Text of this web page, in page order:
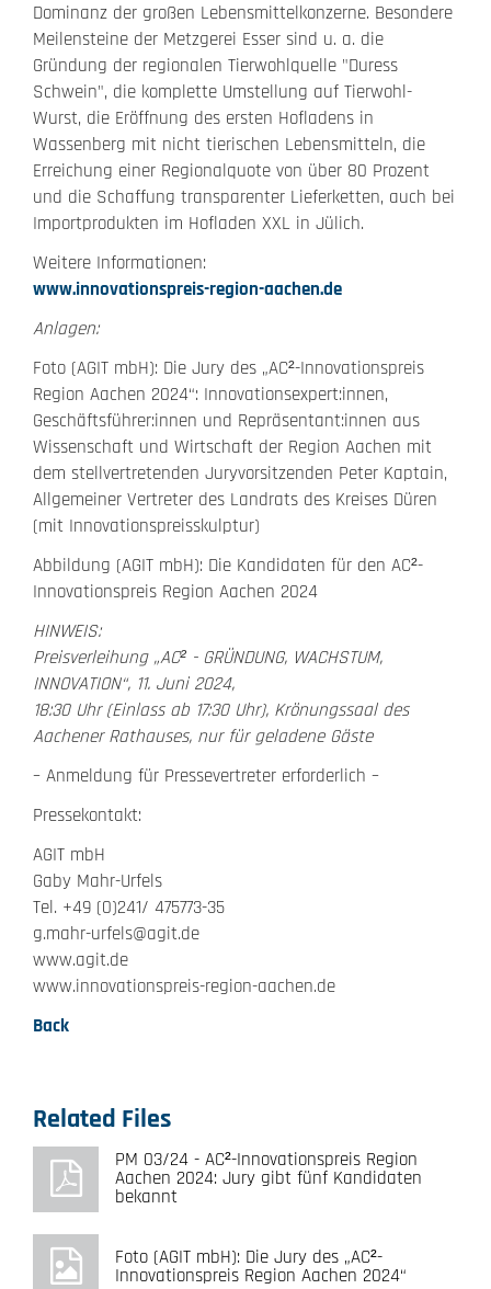
Dominanz der großen Lebensmittelkonzerne. Besondere
Meilensteine der Metzgerei Esser sind u. a. die
Gründung der regionalen Tierwohlquelle "Duress
Schwein", die komplette Umstellung auf Tierwohl-
Wurst, die Eröffnung des ersten Hofladens in
Wassenberg mit nicht tierischen Lebensmitteln, die
Erreichung einer Regionalquote von über 80 Prozent
und die Schaffung transparenter Lieferketten, auch bei
Importprodukten im Hofladen XXL in Jülich.
Weitere Informationen:
www.innovationspreis-region-aachen.de
Anlagen:
Foto (AGIT mbH): Die Jury des „AC²-Innovationspreis
Region Aachen 2024“: Innovationsexpert:innen,
Geschäftsführer:innen und Repräsentant:innen aus
Wissenschaft und Wirtschaft der Region Aachen mit
dem stellvertretenden Juryvorsitzenden Peter Kaptain,
Allgemeiner Vertreter des Landrats des Kreises Düren
(mit Innovationspreisskulptur)
Abbildung (AGIT mbH): Die Kandidaten für den AC²-
Innovationspreis Region Aachen 2024
HINWEIS:
Preisverleihung „AC² - GRÜNDUNG, WACHSTUM,
INNOVATION“, 11. Juni 2024,
18:30 Uhr (Einlass ab 17:30 Uhr), Krönungssaal des
Aachener Rathauses, nur für geladene Gäste
– Anmeldung für Pressevertreter erforderlich –
Pressekontakt:
AGIT mbH
Gaby Mahr-Urfels
Tel. +49 (0)241/ 475773-35
g.mahr-urfels@agit.de
www.agit.de
www.innovationspreis-region-aachen.de
Back
Related Files
PM 03/24 - AC²-Innovationspreis Region
Aachen 2024: Jury gibt fünf Kandidaten
bekannt
Foto (AGIT mbH): Die Jury des „AC²-
Innovationspreis Region Aachen 2024“